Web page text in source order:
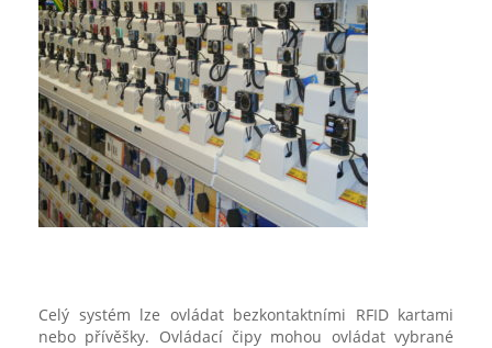
Celý systém lze ovládat bezkontaktními RFID kartami
nebo přívěšky. Ovládací čipy mohou ovládat vybrané